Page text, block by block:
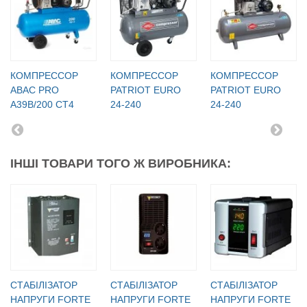
КОМПРЕССОР
ABAC PRO
A39B/200 CT4
КОМПРЕССОР
PATRIOT EURO
24-240
КОМПРЕССОР
PATRIOT EURO
24-240
ІНШІ ТОВАРИ ТОГО Ж ВИРОБНИКА:
CТАБІЛІЗАТОР
НАПРУГИ FORTE
CТАБІЛІЗАТОР
НАПРУГИ FORTE
CТАБІЛІЗАТОР
НАПРУГИ FORTE